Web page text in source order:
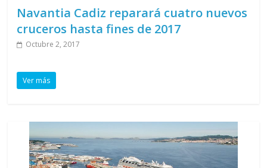
Navantia Cadiz reparará cuatro nuevos
cruceros hasta fines de 2017
Octubre 2, 2017
Ver más